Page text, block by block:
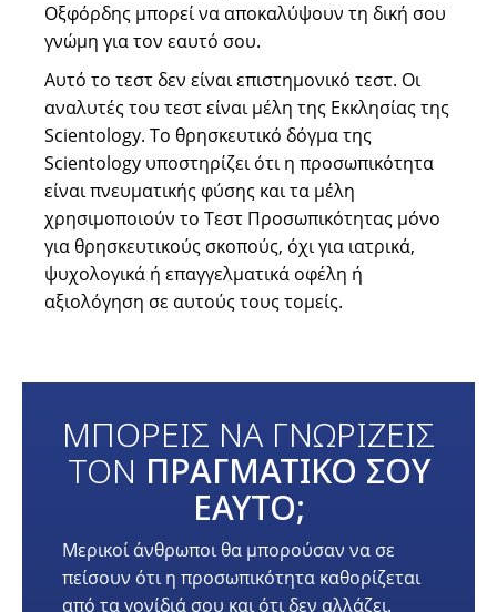
Οξφόρδης μπορεί να αποκαλύψουν τη δική σου
γνώμη για τον εαυτό σου.
Αυτό το τεστ δεν είναι επιστημονικό τεστ. Οι
αναλυτές του τεστ είναι μέλη της Εκκλησίας της
Scientology. Το θρησκευτικό δόγμα της
Scientology υποστηρίζει ότι η προσωπικότητα
είναι πνευματικής φύσης και τα μέλη
χρησιμοποιούν το Τεστ Προσωπικότητας μόνο
για θρησκευτικούς σκοπούς, όχι για ιατρικά,
ψυχολογικά ή επαγγελματικά οφέλη ή
αξιολόγηση σε αυτούς τους τομείς.
ΜΠΟΡΕΙΣ ΝΑ ΓΝΩΡΙΖΕΙΣ
ΤΟΝ ΠΡΑΓΜΑΤΙΚΟ ΣΟΥ
ΕΑΥΤΟ;
Μερικοί άνθρωποι θα μπορούσαν να σε
πείσουν ότι η προσωπικότητα καθορίζεται
από τα γονίδιά σου και ότι δεν αλλάζει.